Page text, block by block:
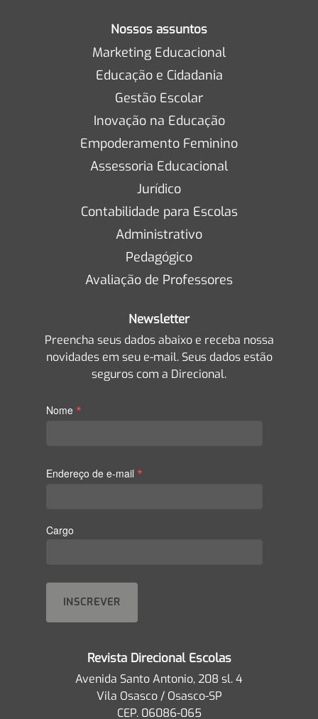
Nossos assuntos
Marketing Educacional
Educação e Cidadania
Gestão Escolar
Inovação na Educação
Empoderamento Feminino
Assessoria Educacional
Jurídico
Contabilidade para Escolas
Administrativo
Pedagógico
Avaliação de Professores
Newsletter
Preencha seus dados abaixo e receba nossa
novidades em seu e-mail. Seus dados estão
seguros com a Direcional.
Nome *
Endereço de e-mail *
Cargo
Revista Direcional Escolas
Avenida Santo Antonio, 208 sl. 4
Vila Osasco / Osasco-SP
CEP. 06086-065